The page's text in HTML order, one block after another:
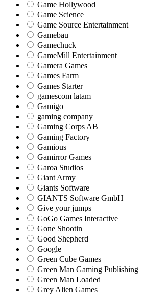
Game Hollywood
Game Science
Game Source Entertainment
Gamebau
Gamechuck
GameMill Entertainment
Gamera Games
Games Farm
Games Starter
gamescom latam
Gamigo
gaming company
Gaming Corps AB
Gaming Factory
Gamious
Gamirror Games
Garoa Studios
Giant Army
Giants Software
GIANTS Software GmbH
Give your jumps
GoGo Games Interactive
Gone Shootin
Good Shepherd
Google
Green Cube Games
Green Man Gaming Publishing
Green Man Loaded
Grey Alien Games